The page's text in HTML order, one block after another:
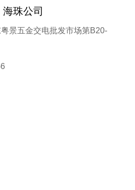
珠公司
景五金交电批发市场第B20-